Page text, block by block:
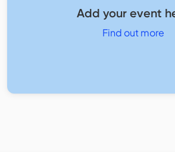
Add your event
Find out more